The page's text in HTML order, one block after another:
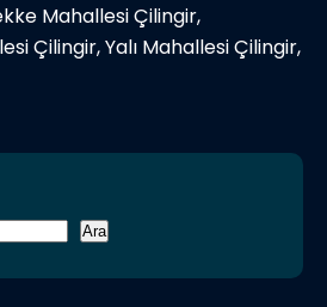
Mahallesi Çilingir,
Çilingir, Yalı Mahallesi Çilingir,
Ara